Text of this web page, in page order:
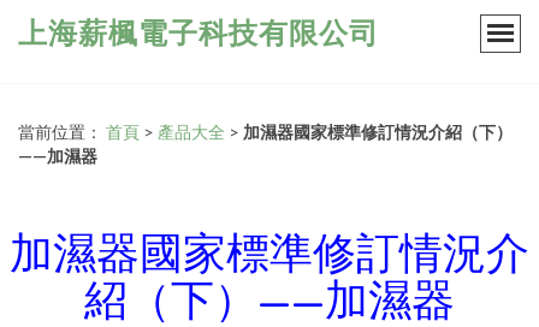
上海薪楓電子科技有限公司
當前位置： 首頁 > 產品大全 > 加濕器國家標準修訂情況介紹（下）
——加濕器
加濕器國家標準修訂情況介
紹（下）——加濕器